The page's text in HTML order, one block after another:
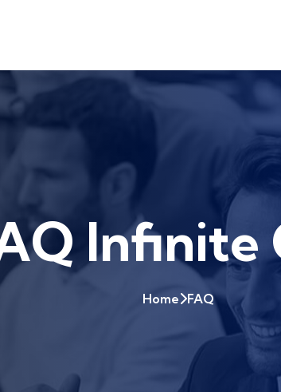
Infinite
Home FAQ